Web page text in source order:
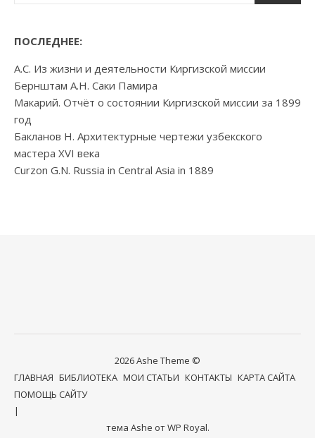
ПОСЛЕДНЕЕ:
А.С. Из жизни и деятельности Киргизской миссии
Бернштам А.Н. Саки Памира
Макарий. Отчёт о состоянии Киргизской миссии за 1899
год
Бакланов Н. Архитектурные чертежи узбекского
мастера XVI века
Curzon G.N. Russia in Central Asia in 1889
2026 Ashe Theme ©
ГЛАВНАЯ БИБЛИОТЕКА МОИ СТАТЬИ КОНТАКТЫ КАРТА САЙТА
ПОМОЩЬ САЙТУ
тема Ashe отWP Royal.